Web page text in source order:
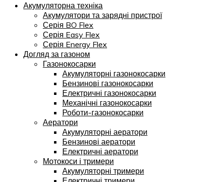
Акумуляторна техніка
Акумулятори та зарядні пристрої
Серія BO Flex
Серія Easy Flex
Серія Energy Flex
Догляд за газоном
Газонокосарки
Акумуляторні газонокосарки
Бензинові газонокосарки
Електричні газонокосарки
Механічні газонокосарки
Роботи-газонокосарки
Аератори
Акумуляторні аератори
Бензинові аератори
Електричні аератори
Мотокоси і тримери
Акумуляторні тримери